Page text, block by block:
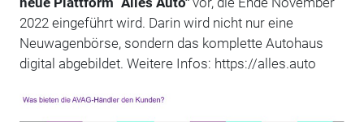
2022 eingeführt wird. Darin wird nicht nur eine
Neuwagenbörse, sondern das komplette Autohaus
digital abgebildet. Weitere Infos: https://alles.auto